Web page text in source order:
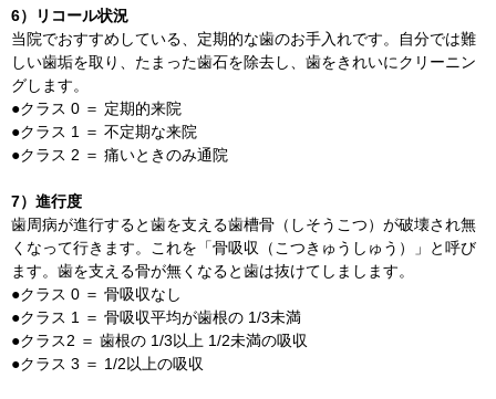
6）リコール状況
当院でおすすめしている、定期的な歯のお手入れです。自分では難
しい歯垢を取り、たまった歯石を除去し、歯をきれいにクリーニン
グします。
●クラス 0 ＝ 定期的来院
●クラス 1 ＝ 不定期な来院
●クラス 2 ＝ 痛いときのみ通院
7）進行度
歯周病が進行すると歯を支える歯槽骨（しそうこつ）が破壊され無
くなって行きます。これを「骨吸収（こつきゅうしゅう）」と呼び
ます。歯を支える骨が無くなると歯は抜けてしまします。
●クラス 0 ＝ 骨吸収なし
●クラス 1 ＝ 骨吸収平均が歯根の 1/3未満
●クラス2 ＝ 歯根の 1/3以上 1/2未満の吸収
●クラス 3 ＝ 1/2以上の吸収